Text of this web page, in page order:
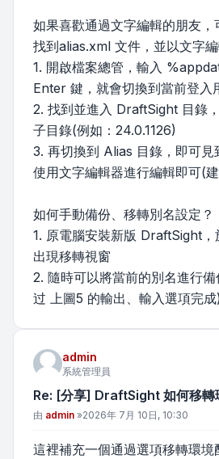
如果喜歡通過文字編輯的朋友，
找到alias.xml 文件，並以文字
1. 開啟檔案總管，輸入
Enter 鍵，就會切換到當前登入
2. 找到並進入 DraftSight 目錄
子目錄(例如：24.0.1126)
3. 再切換到 Alias 目錄，即可見
使用文字編輯器進行編輯即可(
如何手動備份、移轉別名設定？
1. 原電腦安裝新版 DraftSight，
出現移轉視窗
2. 隨時可以將當前的別名進行
过 上圖5 的輸出、輸入選項完成
admin
系統管理員
Re: [分享] DraftSight 如何移轉
文章
由 admin »2026年 7月 10日, 10:30
這裡補充一個通過選項移轉環境